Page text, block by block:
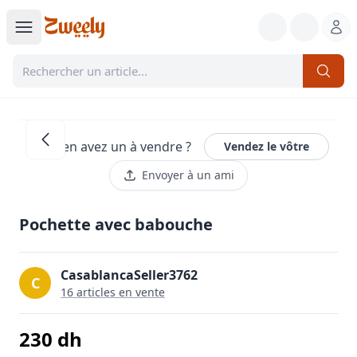
Vous en avez un à vendre ?
Vendez le vôtre
Envoyer à un ami
Pochette avec babouche
C CasablancaSeller3762
16 articles en vente
230 dh